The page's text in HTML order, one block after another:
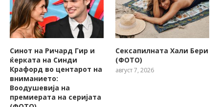
Синот на Ричард Гир и
ќерката на Синди
Крафорд во центарот на
вниманието:
Воодушевија на
премиерата на серијата
Сексапилната Хали Бери
(ФОТО)
август 7, 2026